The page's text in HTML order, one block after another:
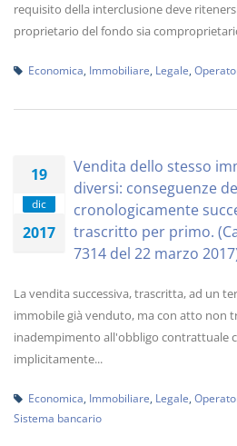
requisito della interclusione deve
proprietario del fondo sia
Economica Immobiliare Legale
19
dic
2017
Vendita dello stesso
diversi: conseguenze
cronologicamente
trascritto per primo.
7314 del 22 marzo
La vendita successiva, trascritta, ad un
immobile già venduto, ma con atto non
inadempimento all'obbligo contrattuale
implicitamente...
Economica Immobiliare Legale
Sistema bancario